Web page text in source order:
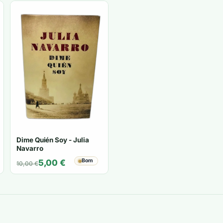
Dime Quién Soy - Julia
Navarro
10,00€
O
preço
5,00 €
O
preço
Bom